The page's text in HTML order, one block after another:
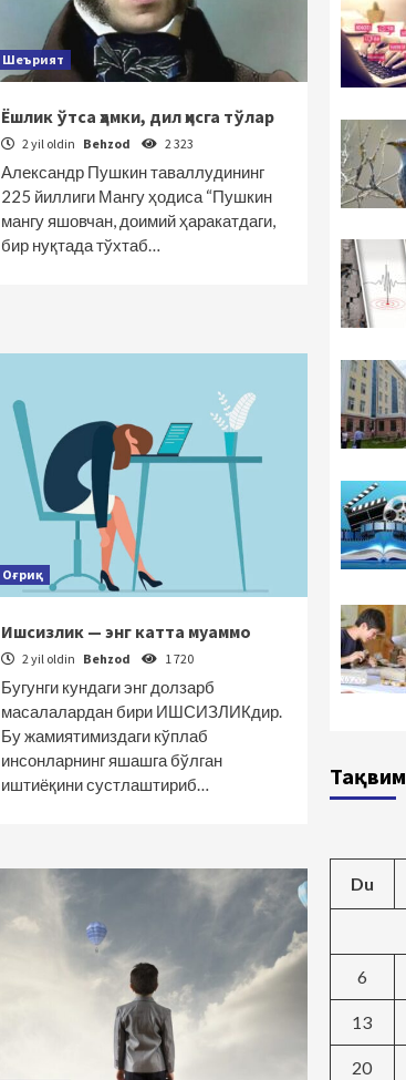
Шеърият
Ёшлик ўтса ҳамки, дил ҳисга тўлар
2 yil oldin Behzod 2 323
Александр Пушкин таваллудининг
225 йиллиги Мангу ҳодиса “Пушкин
мангу яшовчан, доимий ҳаракатдаги,
бир нуқтада тўхтаб…
Оғриқ
Ишсизлик — энг катта муаммо
2 yil oldin Behzod 1 720
Бугунги кундаги энг долзарб
масалалардан бири ИШСИЗЛИКдир.
Бу жамиятимиздаги кўплаб
инсонларнинг яшашга бўлган
иштиёқини сустлаштириб…
Тақвим
Du
6
13
20